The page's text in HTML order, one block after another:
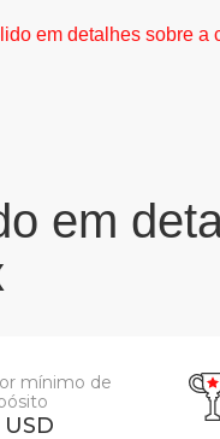
em detalhes sobre a
em
mínimo de
USD